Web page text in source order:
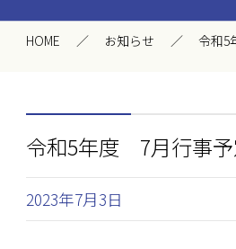
HOME お知らせ 令和5
令和5年度 7月行事
2023年7月3日